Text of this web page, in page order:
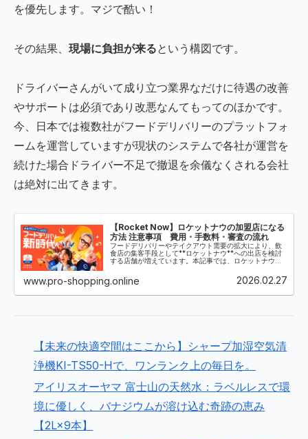
を優先します。マジで酷い！
その結果、 現場に負担が来るという構図です。
ドライバーさんがいて成り立つ業界なだけに待遇の改善
やサポートは必須であり改悪なんてもってのほかです。
今、日本では複数社がフードデリバリーのプラットフォ
ームを運営していますが現状のシステムで各社が運営を
続けた場合ドライバー不足で撤退を余儀なくされる会社
は絶対に出てきます。
【Rocket Now】ロケットナウの加盟店になる
方法 注意事項 費用・手数料・審査の流れ
フードデリバリーやテイクアウト需要の拡大により、飲
食店の集客手段として**ロケットナウ**への出店を検討
する店舗が増えています。本記事では、ロケットナウの
ントを、導入支援を行う代理店の視点で...
www.pro-shopping.online 2026.02.27
【未来の快適空間はここから】シャープ加湿空気清
浄機KI-TS50-Hで、ワンランク上の毎日を。
アイリスオーヤマ 富士山の天然水：ラベルレスで環
境に優しく、バナジウムが溶け込む奇跡の恵み
【2L×9本】